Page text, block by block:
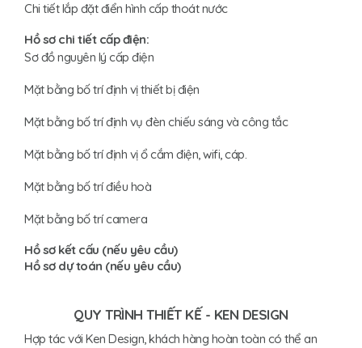
Chi tiết lắp đặt điển hình cấp thoát nước
Hồ sơ chi tiết cấp điện:
Sơ đồ nguyên lý cấp điện
Mặt bằng bố trí định vị thiết bị điện
Mặt bằng bố trí định vụ đèn chiếu sáng và công tắc
Mặt bằng bố trí định vị ổ cắm điện, wifi, cáp.
Mặt bằng bố trí điều hoà
Mặt bằng bố trí camera
Hồ sơ kết cấu (nếu yêu cầu)
Hồ sơ dự toán (nếu yêu cầu)
QUY TRÌNH THIẾT KẾ - KEN DESIGN
Hợp tác với Ken Design, khách hàng hoàn toàn có thể an